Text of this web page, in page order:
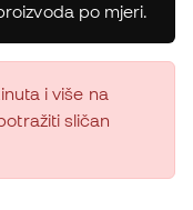
po mjeri.
i više na
sličan